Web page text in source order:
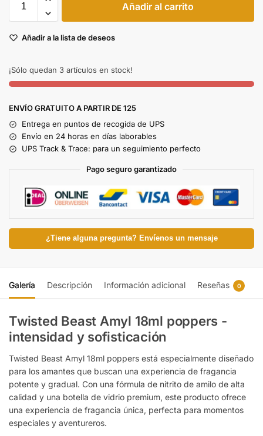
Añadir al carrito
Añadir a la lista de deseos
¡Sólo quedan 3 artículos en stock!
ENVÍO GRATUITO A PARTIR DE 125
Entrega en puntos de recogida de UPS
Envío en 24 horas en días laborables
UPS Track & Trace: para un seguimiento perfecto
Pago seguro garantizado
¿Tiene alguna pregunta? Envíenos un mensaje
Galería Descripción Información adicional Reseñas 0
Twisted Beast Amyl 18ml poppers -
intensidad y sofisticación
Twisted Beast Amyl 18ml poppers está especialmente diseñado
para los amantes que buscan una experiencia de fragancia
potente y gradual. Con una fórmula de nitrito de amilo de alta
calidad y una botella de vidrio premium, este producto ofrece
una experiencia de fragancia única, perfecta para momentos
especiales y aventureros.